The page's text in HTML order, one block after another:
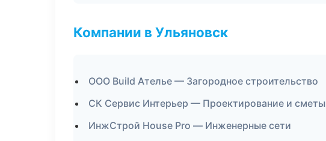
Компании в Ульяновск
ООО Build Ателье — Загородное строительство
СК Сервис Интерьер — Проектирование и сметы
ИнжСтрой House Pro — Инженерные сети